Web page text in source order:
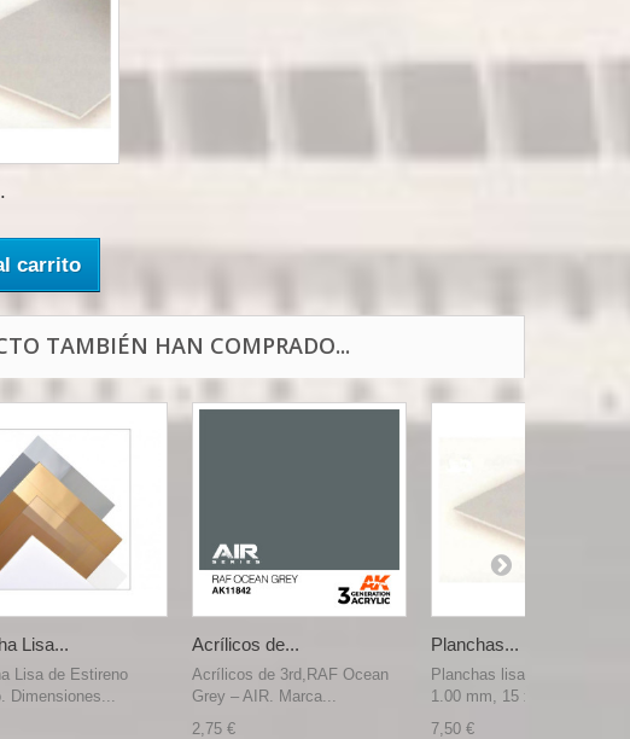
carrito
TAMBIÉN HAN COMPRADO...
Lisa...
Lisa de Estireno
Dimensiones...
Acrílicos de...
Acrílicos de 3rd,RAF Ocean
Grey – AIR. Marca...
2,75 €
Planchas...
Planchas lisas, de Estileno,
1.00 mm, 15 x 30...
7,50 €